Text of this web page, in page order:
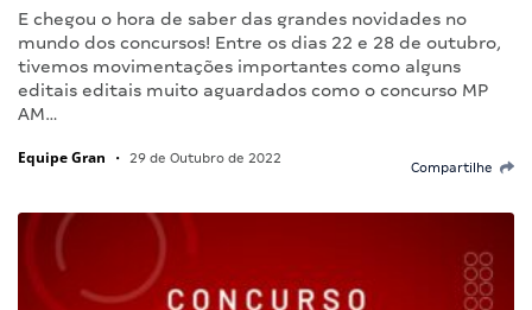
E chegou o hora de saber das grandes novidades no
mundo dos concursos! Entre os dias 22 e 28 de outubro,
tivemos movimentações importantes como alguns
editais editais muito aguardados como o concurso MP
AM…
Equipe Gran • 29 de Outubro de 2022
Compartilhe